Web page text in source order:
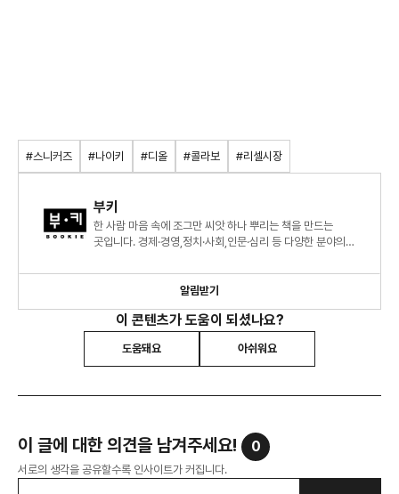
#스니커즈 #나이키 #디올 #콜라보 #리셀시장
부키
한 사람 마음 속에 조그만 씨앗 하나 뿌리는 책을 만드는
곳입니다. 경제·경영,정치·사회,인문·심리 등 다양한 분야의
알림받기
이 콘텐츠가 도움이 되셨나요?
도움돼요 아쉬워요
이 글에 대한 의견을 남겨주세요! 0
서로의 생각을 공유할수록 인사이트가 커집니다.